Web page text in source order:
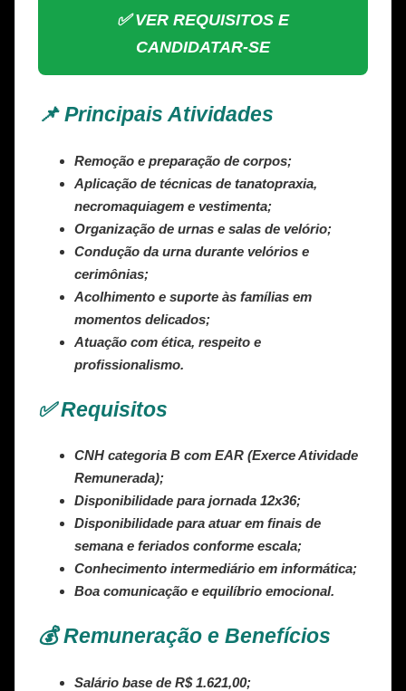
✅ VER REQUISITOS E
CANDIDATAR-SE
📌 Principais Atividades
Remoção e preparação de corpos;
Aplicação de técnicas de tanatopraxia,
necromaquiagem e vestimenta;
Organização de urnas e salas de velório;
Condução da urna durante velórios e
cerimônias;
Acolhimento e suporte às famílias em
momentos delicados;
Atuação com ética, respeito e
profissionalismo.
✅ Requisitos
CNH categoria B com EAR (Exerce Atividade
Remunerada);
Disponibilidade para jornada 12x36;
Disponibilidade para atuar em finais de
semana e feriados conforme escala;
Conhecimento intermediário em informática;
Boa comunicação e equilíbrio emocional.
💰 Remuneração e Benefícios
Salário base de R$ 1.621,00;